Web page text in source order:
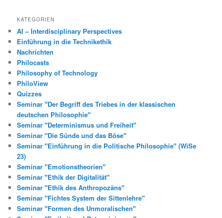
KATEGORIEN
AI – Interdisciplinary Perspectives
Einführung in die Technikethik
Nachrichten
Philocasts
Philosophy of Technology
PhiloView
Quizzes
Seminar "Der Begriff des Triebes in der klassischen
deutschen Philosophie"
Seminar "Determinismus und Freiheit"
Seminar "Die Sünde und das Böse"
Seminar "Einführung in die Politische Philosophie" (WiSe
23)
Seminar "Emotionstheorien"
Seminar "Ethik der Digitalität"
Seminar "Ethik des Anthropozäns"
Seminar "Fichtes System der Sittenlehre"
Seminar "Formen des Unmoralischen"